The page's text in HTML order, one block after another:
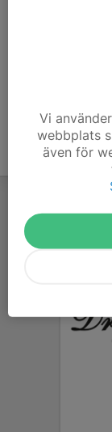
Vi
webbplats
även för